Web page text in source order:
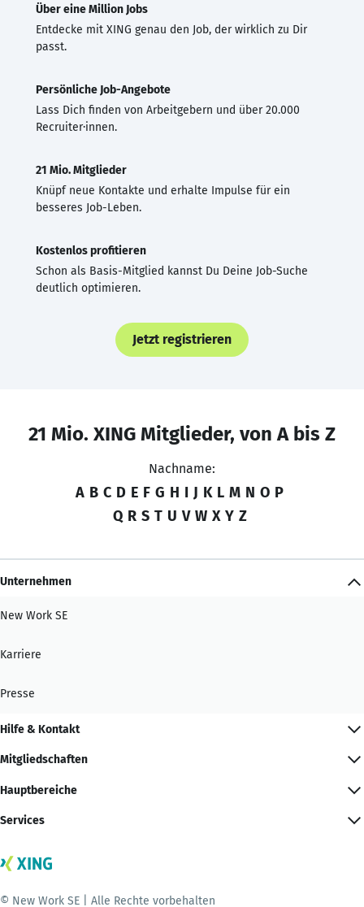
Über eine Million Jobs
Entdecke mit XING genau den Job, der wirklich zu Dir
passt.
Persönliche Job-Angebote
Lass Dich finden von Arbeitgebern und über 20.000
Recruiter·innen.
21 Mio. Mitglieder
Knüpf neue Kontakte und erhalte Impulse für ein
besseres Job-Leben.
Kostenlos profitieren
Schon als Basis-Mitglied kannst Du Deine Job-Suche
deutlich optimieren.
Jetzt registrieren
21 Mio. XING Mitglieder, von A bis Z
Nachname:
A B C D E F G H I J K L M N O P
Q R S T U V W X Y Z
Unternehmen
New Work SE
Karriere
Presse
Hilfe & Kontakt
Mitgliedschaften
Hauptbereiche
Services
© New Work SE | Alle Rechte vorbehalten